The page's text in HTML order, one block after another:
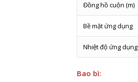
Đồng hồ cuộn (m)
Bề mặt ứng dụng
Nhiệt độ ứng dụng
Bao bì: